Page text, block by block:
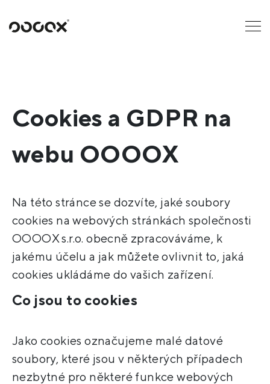
U
ČTI JAKO
Cookies a GDPR na
webu OOOOX
Na této stránce se dozvíte, jaké soubory
cookies na webových stránkách společnosti
OOOOX s.r.o. obecně zpracováváme, k
jakému účelu a jak můžete ovlivnit to, jaká
cookies ukládáme do vašich zařízení.
Co jsou to cookies
Jako cookies označujeme malé datové
soubory, které jsou v některých případech
nezbytné pro některé funkce webových